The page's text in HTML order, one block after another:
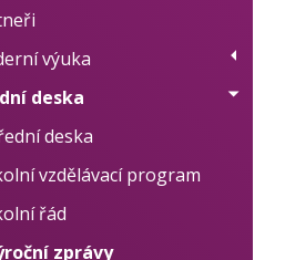
akcí
výuka
metody učení
přístup
nápravy
jazyky
deska
deska
vzdělávací program
řád
zprávy